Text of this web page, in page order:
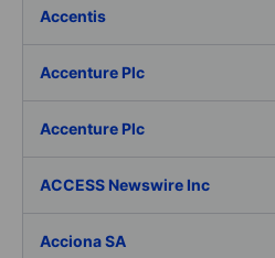
Accentis
Accenture Plc
Accenture Plc
ACCESS Newswire Inc
Acciona SA